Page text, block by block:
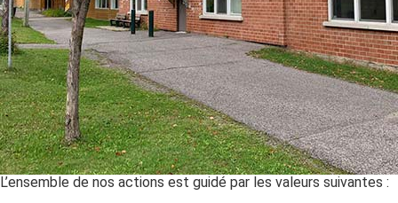
L’ensemble de nos actions est guidé par les valeurs suivantes :